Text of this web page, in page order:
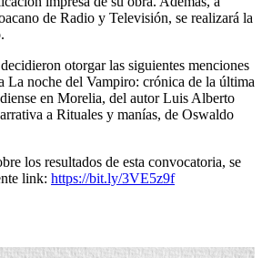
de Radio y Televisión, se realizará la
otorgar las siguientes menciones
La noche del Vampiro: crónica de la última
en Morelia, del autor Luis Alberto
a Rituales y manías, de Oswaldo
los resultados de esta convocatoria, se
link: https://bit.ly/3VE5z9f